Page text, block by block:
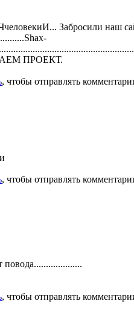
Забросили наш
ПРОЕКТ.
, чтобы отправлять
, чтобы отправлять
повода....................
, чтобы отправлять